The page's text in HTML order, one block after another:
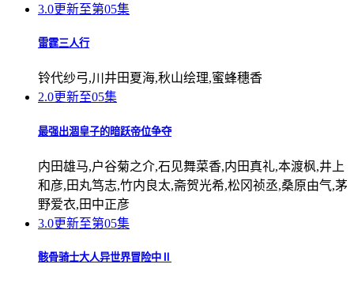
3.0更新至第05集
雷霆三人行
铃代纱弓,川井田夏海,秋山绘理,蜜蜂穗香
2.0更新至05集
最强出涸皇子的暗跃帝位争夺
内田雄马,户谷菊之介,石见舞菜香,内田真礼,本渡枫,井上
和彦,田丸笃志,竹内良太,斋贺光希,松冈祯丞,桑原由气,茅
野爱衣,田中正彦
3.0更新至第05集
骸骨骑士大人异世界冒险中Ⅱ